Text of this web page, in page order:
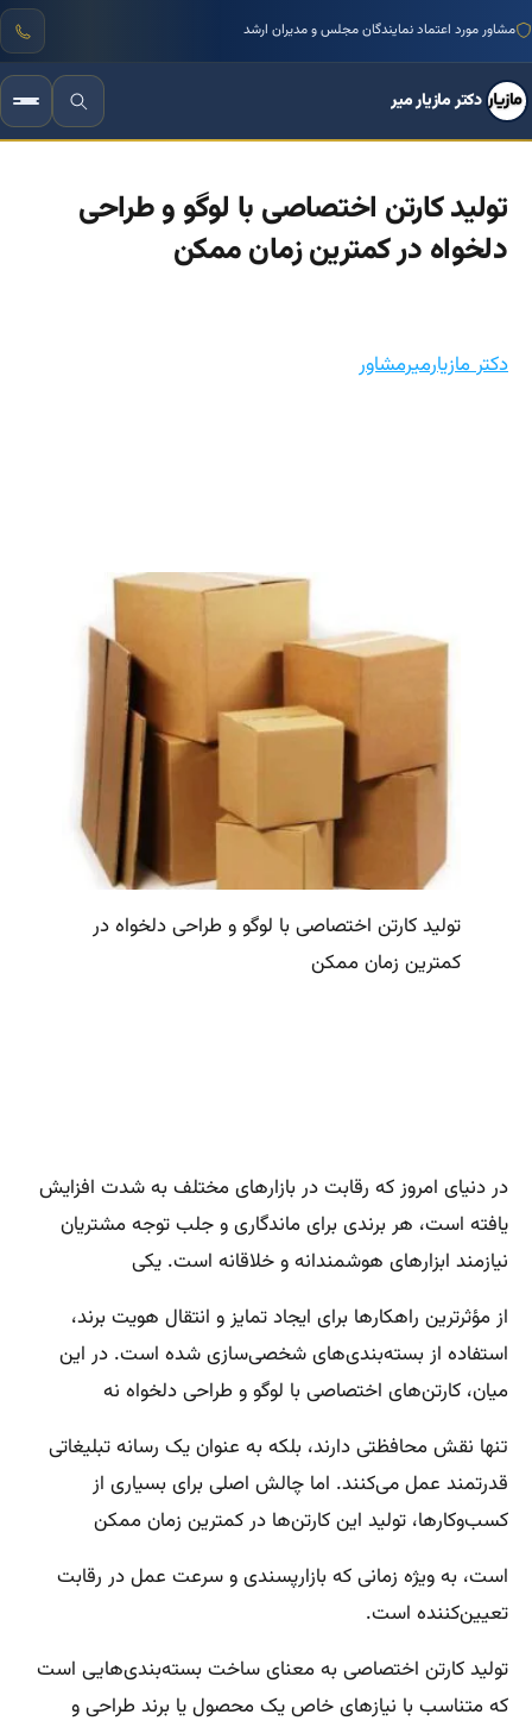
منتور بیش از ۱۰۰۰ کسب‌وکار ایرانی
دکتر مازیار میر
تولید کارتن اختصاصی با لوگو و طراحی
دلخواه در کمترین زمان ممکن
دکتر مازیارمیرمشاور
تولید کارتن اختصاصی با لوگو و طراحی دلخواه در
کمترین زمان ممکن
در دنیای امروز که رقابت در بازارهای مختلف به شدت افزایش
یافته است، هر برندی برای ماندگاری و جلب توجه مشتریان
نیازمند ابزارهای هوشمندانه و خلاقانه است. یکی
از مؤثرترین راهکارها برای ایجاد تمایز و انتقال هویت برند،
استفاده از بسته‌بندی‌های شخصی‌سازی شده است. در این
میان، کارتن‌های اختصاصی با لوگو و طراحی دلخواه نه
تنها نقش محافظتی دارند، بلکه به عنوان یک رسانه تبلیغاتی
قدرتمند عمل می‌کنند. اما چالش اصلی برای بسیاری از
کسب‌وکارها، تولید این کارتن‌ها در کمترین زمان ممکن
است، به ویژه زمانی که بازارپسندی و سرعت عمل در رقابت
تعیین‌کننده است.
تولید کارتن اختصاصی به معنای ساخت بسته‌بندی‌هایی است
که متناسب با نیازهای خاص یک محصول یا برند طراحی و